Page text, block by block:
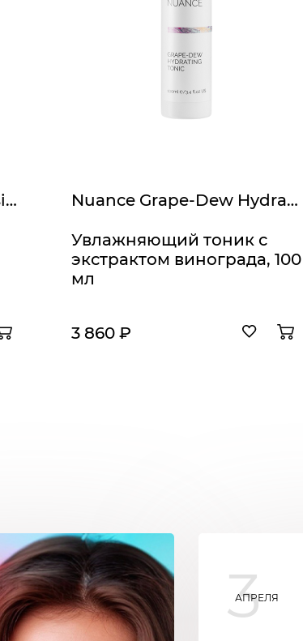
Nuance Raspberry Cleansing Emulsion Nuance Grape-Dew Hydrating Tonic
Увлажняющий тоник с
экстрактом винограда, 100
мл
3 860 ₽
3
АПРЕЛЯ